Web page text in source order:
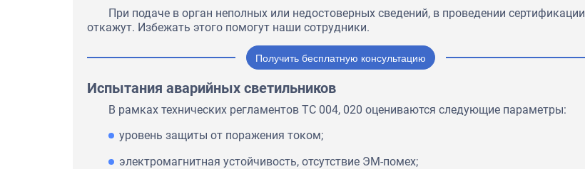
При подаче в орган неполных или недостоверных сведений, в проведении сертификации
откажут. Избежать этого помогут наши сотрудники.
Получить бесплатную консультацию
Испытания аварийных светильников
В рамках технических регламентов ТС 004, 020 оцениваются следующие параметры:
уровень защиты от поражения током;
электромагнитная устойчивость, отсутствие ЭМ-помех;